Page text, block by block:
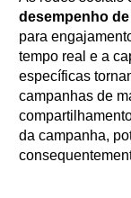
desempenho
para
tempo real e a
específicas
campanhas de
da campanha,